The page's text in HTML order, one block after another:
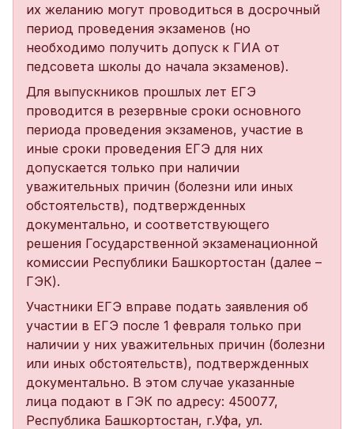
их желанию могут проводиться в досрочный
период проведения экзаменов (но
необходимо получить допуск к ГИА от
педсовета школы до начала экзаменов).
Для выпускников прошлых лет ЕГЭ
проводится в резервные сроки основного
периода проведения экзаменов, участие в
иные сроки проведения ЕГЭ для них
допускается только при наличии
уважительных причин (болезни или иных
обстоятельств), подтвержденных
документально, и соответствующего
решения Государственной экзаменационной
комиссии Республики Башкортостан (далее –
ГЭК).
Участники ЕГЭ вправе подать заявления об
участии в ЕГЭ после 1 февраля только при
наличии у них уважительных причин (болезни
или иных обстоятельств), подтвержденных
документально. В этом случае указанные
лица подают в ГЭК по адресу: 450077,
Республика Башкортостан, г.Уфа, ул.